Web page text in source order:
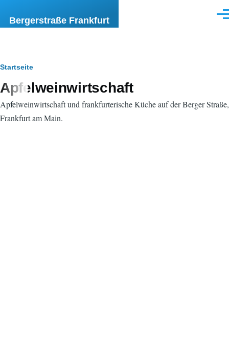
Bergerstraße Frankfurt
Pfadnavigation
Startseite
Apfelweinwirtschaft
Apfelweinwirtschaft und frankfurterische Küche auf der Berger Straße,
Frankfurt am Main.